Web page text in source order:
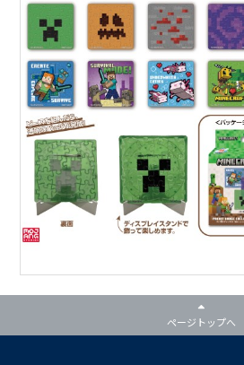
ページトップへ